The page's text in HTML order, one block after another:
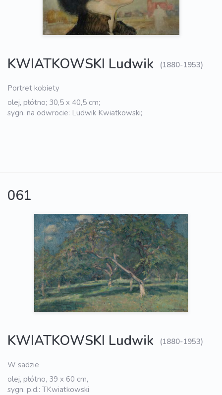
KWIATKOWSKI Ludwik (1880-1953)
Portret kobiety
olej, płótno; 30,5 x 40,5 cm;
sygn. na odwrocie: Ludwik Kwiatkowski;
061
KWIATKOWSKI Ludwik (1880-1953)
W sadzie
olej, płótno, 39 x 60 cm,
sygn. p.d.: TKwiatkowski